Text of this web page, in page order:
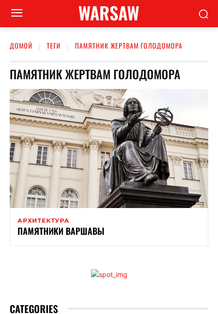
WARSAW
ДОМОЙ ТЕГИ ПАМЯТНИК ЖЕРТВАМ ГОЛОДОМОРА
ПАМЯТНИК ЖЕРТВАМ ГОЛОДОМОРА
АРХИТЕКТУРА
ПАМЯТНИКИ ВАРШАВЫ
CATEGORIES